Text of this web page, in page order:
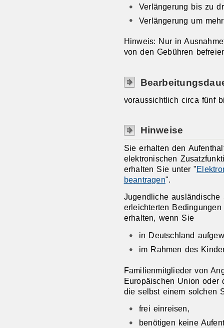
Verlängerung bis zu
Verlängerung um
Hinweis: Nur in
von den Gebühren
voraussichtlich circa fünf
Hinweise
Sie erhalten den
elektronischen
erhalten Sie unter "
beantragen".
Jugendliche
erleichterten
erhalten, wenn Sie
in Deutschland
im Rahmen des
Familienmitglieder von
Europäischen Union oder
die selbst einem solchen
frei einreisen,
benötigen keine